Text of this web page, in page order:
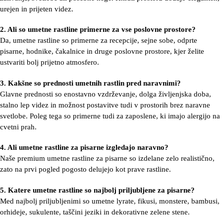
urejen in prijeten videz.
2. Ali so umetne rastline primerne za vse poslovne prostore?
Da, umetne rastline so primerne za recepcije, sejne sobe, odprte
pisarne, hodnike, čakalnice in druge poslovne prostore, kjer želite
ustvariti bolj prijetno atmosfero.
3. Kakšne so prednosti umetnih rastlin pred naravnimi?
Glavne prednosti so enostavno vzdrževanje, dolga življenjska doba,
stalno lep videz in možnost postavitve tudi v prostorih brez naravne
svetlobe. Poleg tega so primerne tudi za zaposlene, ki imajo alergijo na
cvetni prah.
4. Ali umetne rastline za pisarne izgledajo naravno?
Naše premium umetne rastline za pisarne so izdelane zelo realistično,
zato na prvi pogled pogosto delujejo kot prave rastline.
5. Katere umetne rastline so najbolj priljubljene za pisarne?
Med najbolj priljubljenimi so umetne lyrate, fikusi, monstere, bambusi,
orhideje, sukulente, taščini jeziki in dekorativne zelene stene.